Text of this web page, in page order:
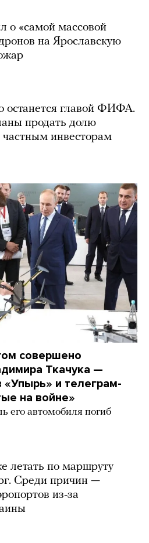
о «самой массовой
на Ярославскую
главой ФИФА.
продать долю
инвесторам
совершено
Ткачука —
«Упырь» и телеграм-
на войне»
его автомобиля погиб
летать по маршруту
Среди причин —
из-за